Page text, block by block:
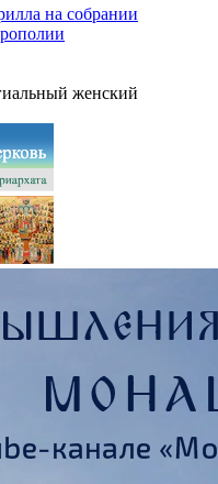
на собрании
женский